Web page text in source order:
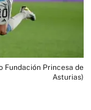
Fundación Princesa de
Asturias)